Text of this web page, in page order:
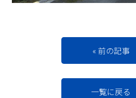
« 前の記事
一覧に戻る